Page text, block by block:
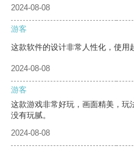
2024-08-08
游客
这款软件的设计非常人性化，使用
2024-08-08
游客
这款游戏非常好玩，画面精美，玩
没有玩腻。
2024-08-08